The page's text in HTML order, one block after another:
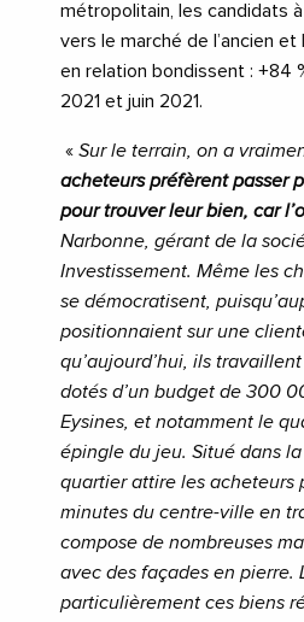
métropolitain, les candidats
vers le marché de l’ancien
en relation bondissent : +84
2021 et juin 2021.
« Sur le terrain, on a
acheteurs préfèrent passer
pour trouver leur bien, car
Narbonne, gérant de la
Investissement. Même les
se démocratisent,
positionnaient sur une
qu’aujourd’hui, ils
dotés d’un budget de 300
Eysines, et notamment le
épingle du jeu. Situé dans
quartier attire les acheteurs
minutes du centre-ville en
compose de nombreuses
avec des façades en pierre.
particulièrement ces biens